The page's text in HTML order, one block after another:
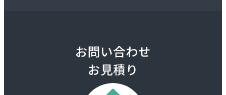
お問い合わせ
お見積り